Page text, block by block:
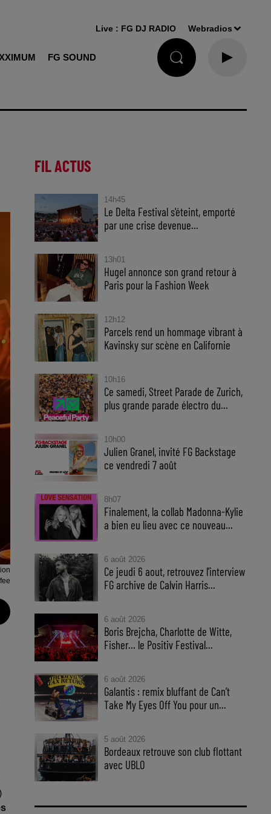
FG SOUND
Live : FG DJ RADIO Webradios
FIL ACTUS
14h45
Le Delta Festival s'éteint, emporté
par une crise devenue...
13h01
Hugel annonce son grand retour à
Paris pour la Fashion Week
12h12
Parcels rend un hommage vibrant à
Kavinsky sur scène en Californie
10h16
Ce samedi, Street Parade de Zurich,
plus grande parade électro du...
10h00
Julien Granel, invité FG Backstage
ce vendredi 7 août
8h07
Finalement, la collab Madonna-Kylie
a bien eu lieu avec ce nouveau...
6 août 2026
Ce jeudi 6 aout, retrouvez l'interview
FG archive de Calvin Harris...
6 août 2026
Boris Brejcha, Charlotte de Witte,
Fisher… le Positiv Festival...
6 août 2026
Galantis : remix bluffant de Can’t
Take My Eyes Off You pour un...
5 août 2026
Bordeaux retrouve son club flottant
avec UBLO